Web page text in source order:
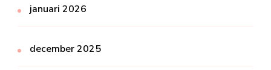
januari 2026
december 2025